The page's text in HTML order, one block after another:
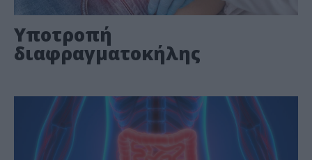
Υποτροπή
διαφραγματοκήλης